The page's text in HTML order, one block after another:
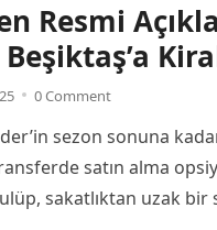
varan oranda aynı
çıktı Hyundai, […]
Read
Resmi
0 Comment
sezon sonuna
satın alma
sakatlıktan uzak